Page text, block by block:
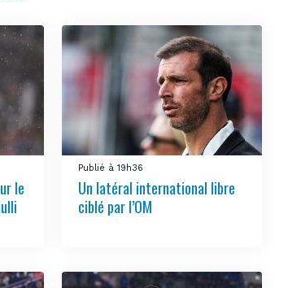
le
Publié à 19h36
Un latéral international libre
ciblé par l’OM